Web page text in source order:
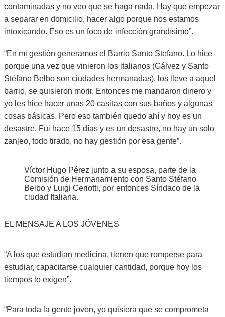
contaminadas y no veo que se haga nada. Hay que empezar
a separar en domicilio, hacer algo porque nos estamos
intoxicando. Eso es un foco de infección grandísimo”.
“En mi gestión generamos el Barrio Santo Stefano. Lo hice
porque una vez que vinieron los italianos (Gálvez y Santo
Stéfano Belbo son ciudades hermanadas), los lleve a aquel
barrio, se quisieron morir. Entonces me mandaron dinero y
yo les hice hacer unas 20 casitas con sus baños y algunas
cosas básicas. Pero eso también quedo ahí y hoy es un
desastre. Fui hace 15 días y es un desastre, no hay un solo
zanjeo, todo tirado, no hay gestión por esa gente”.
Víctor Hugo Pérez junto a su esposa, parte de la
Comisión de Hermanamiento con Santo Stéfano
Belbo y Luigi Ceriotti, por entonces Síndaco de la
ciudad Italiana.
EL MENSAJE A LOS JÓVENES
“A los que estudian medicina, tienen que romperse para
estudiar, capacitarse cualquier cantidad, porque hoy los
tiempos lo exigen”.
“Para toda la gente joven, yo quisiera que se comprometa